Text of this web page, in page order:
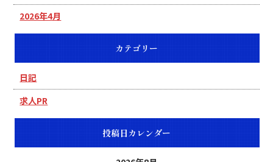
2026年4月
カテゴリー
日記
求人PR
投稿日カレンダー